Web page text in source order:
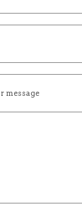
message